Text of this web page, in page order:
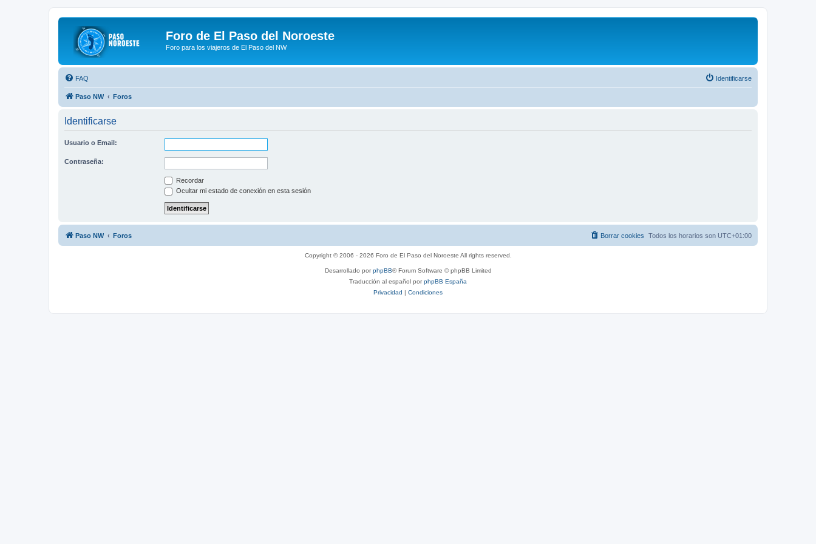
Foro de El Paso del Noroeste
Foro para los viajeros de El Paso del NW
FAQ Identificarse
Paso NW Foros
Identificarse
Usuario o Email:
Contraseña:
Recordar
Ocultar mi estado de conexión en esta sesión
Paso NW Foros Todos los horarios son UTC+01:00
Borrar cookies
Copyright © 2006 - 2026 Foro de El Paso del Noroeste All rights reserved.
Desarrollado porphpBB® Forum Software © phpBB Limited
Traducción al español porphpBB España
Privacidad | Condiciones